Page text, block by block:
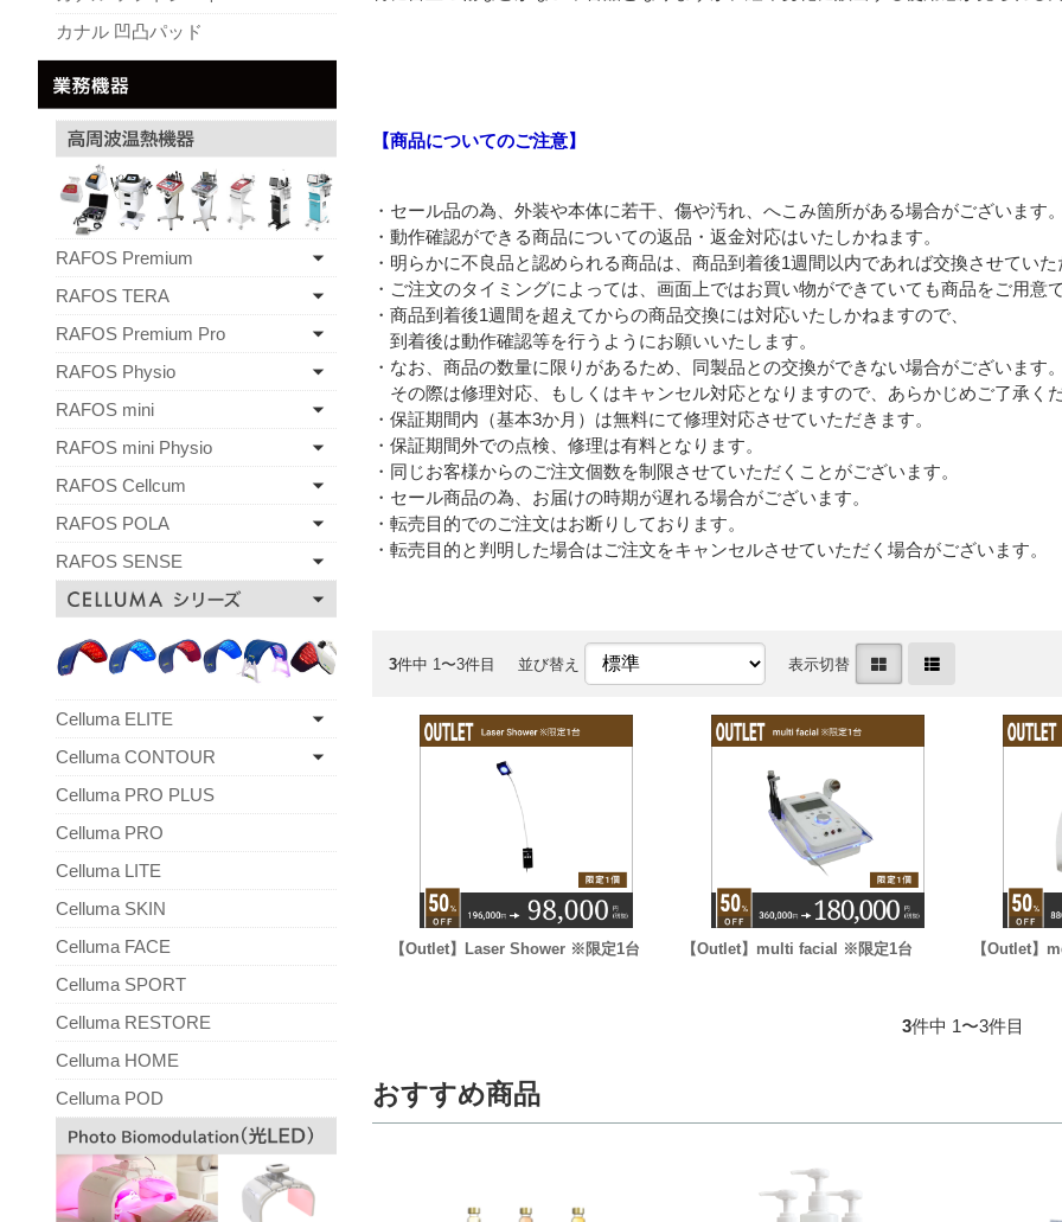
【商品についてのご注意】
・セール品の為、外装や本体に若干、傷や汚れ、へこみ箇所がある場合がございます。
・動作確認ができる商品についての返品・返金対応はいたしかねます。
・明らかに不良品と認められる商品は、商品到着後1週間以内であれば交換させていた
・ご注文のタイミングによっては、画面上ではお買い物ができていても商品をご用意
・商品到着後1週間を超えてからの商品交換には対応いたしかねますので、
到着後は動作確認等を行うようにお願いいたします。
・なお、商品の数量に限りがあるため、同製品との交換ができない場合がございます。
その際は修理対応、もしくはキャンセル対応となりますので、あらかじめご了承くだ
・保証期間内（基本3か月）は無料にて修理対応させていただきます。
・保証期間外での点検、修理は有料となります。
・同じお客様からのご注文個数を制限させていただくことがございます。
・セール商品の為、お届けの時期が遅れる場合がございます。
・転売目的でのご注文はお断りしております。
・転売目的と判明した場合はご注文をキャンセルさせていただく場合がございます。
3件中 1〜3件目 並び替え 表示切替
【Outlet】Laser Shower ※限定1台 【Outlet】multi facial ※限定1台 【Outlet】
3件中 1〜3件目
おすすめ商品
カナル 凹凸パッド
RAFOS Premium
RAFOS TERA
RAFOS Premium Pro
RAFOS Physio
RAFOS mini
RAFOS mini Physio
RAFOS Cellcum
RAFOS POLA
RAFOS SENSE
Celluma ELITE
Celluma CONTOUR
Celluma PRO PLUS
Celluma PRO
Celluma LITE
Celluma SKIN
Celluma FACE
Celluma SPORT
Celluma RESTORE
Celluma HOME
Celluma POD